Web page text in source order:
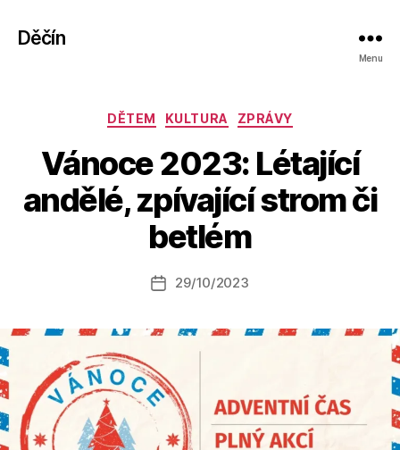
Děčín
Menu
Rubriky
DĚTEM KULTURA ZPRÁVY
Vánoce 2023: Létající
andělé, zpívající strom či
betlém
Autor
příspěvku
u
a
Datum
29/10/2023